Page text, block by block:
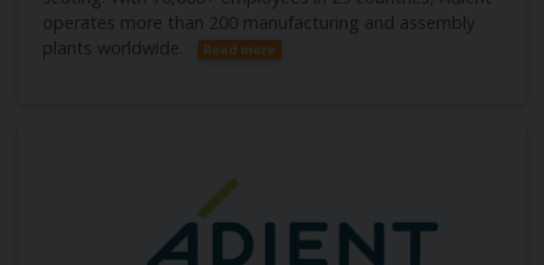
operates more than 200 manufacturing and assembly
plants worldwide.
Read more